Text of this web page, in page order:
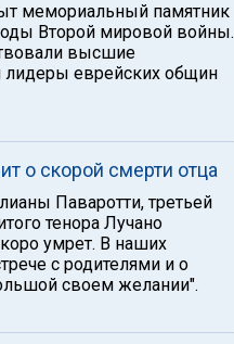
мемориальный памятник
Второй мировой войны.
высшие
лидеры еврейских общин
о скорой смерти отца
Паваротти, третьей
тенора Лучано
умрет. В наших
с родителями и о
своем желании".